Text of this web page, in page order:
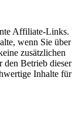
Affiliate-Links.
wenn Sie über
zusätzlichen
Betrieb dieser
Inhalte für